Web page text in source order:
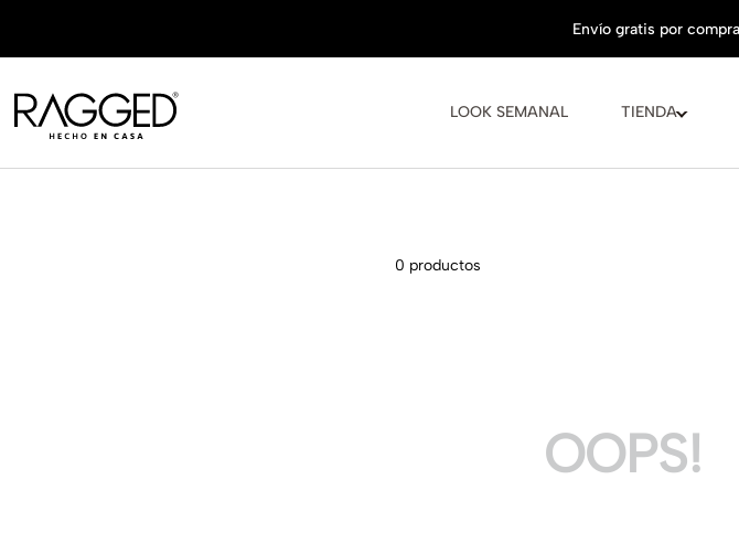
LOOK SEMANAL TIENDA
0 productos
OOPS!